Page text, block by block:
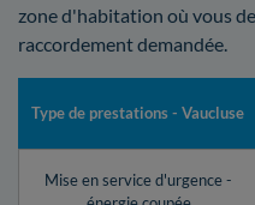
zone d'habitation où vous
raccordement demandée.
Type de prestations - Vaucluse
Mise en service d'urgence -